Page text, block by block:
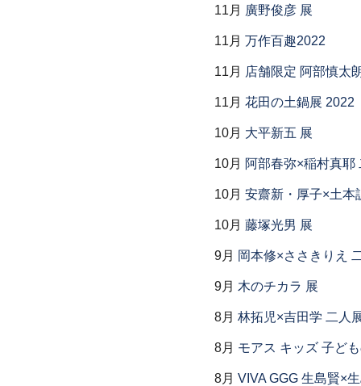
11月 廣野俊彦 展
11月 万作百趣2022
11月 店舗限定 阿部慎太
11月 花田の土鍋展 2022
10月 大平新五 展
10月 阿部春弥×稲村真耶
10月 安齋新・厚子×土本
10月 藤塚光男 展
9月 岡本修×ささきりえ
9月 木のチカラ 展
8月 林拓児×吉田学 二人
8月 モアス キッズ 子ど
8月 VIVA GGG 生島賢×